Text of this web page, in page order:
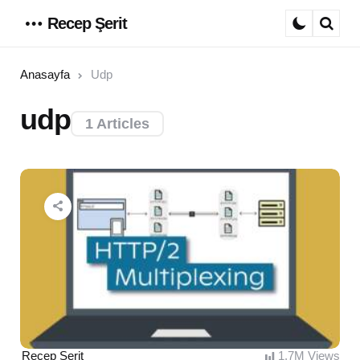
Recep Şerit
Anasayfa Udp
1 Articles
udp
Posted
Recep Şerit 1.7M Views